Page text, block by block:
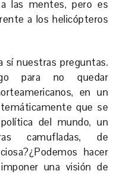
las mentes, pero es
a los helicópteros
sí nuestras preguntas.
para no quedar
en un
que se
del mundo, un
camufladas, de
hacer
una visión de